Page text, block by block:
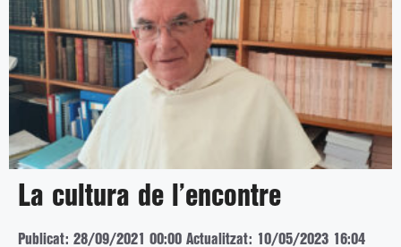
La cultura de l’encontre
Publicat: 28/09/2021 00:00 Actualitzat: 10/05/2023 16:04